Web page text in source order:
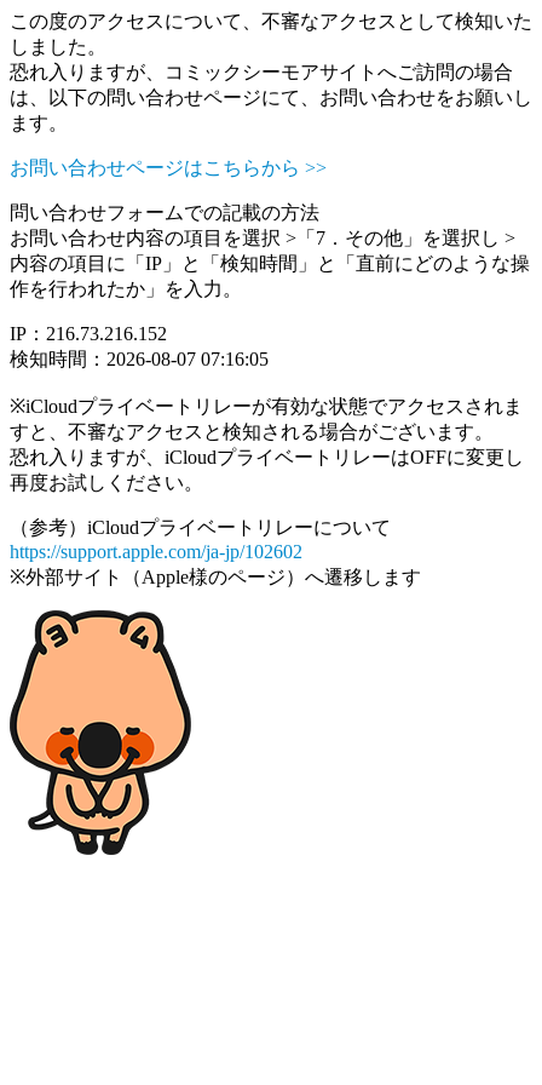
この度のアクセスについて、不審なアクセスとして検知いた
しました。
恐れ入りますが、コミックシーモアサイトへご訪問の場合
は、以下の問い合わせページにて、お問い合わせをお願いし
ます。
お問い合わせページはこちらから >>
問い合わせフォームでの記載の方法
お問い合わせ内容の項目を選択 >「7．その他」を選択し >
内容の項目に「IP」と「検知時間」と「直前にどのような操
作を行われたか」を入力。
IP：216.73.216.152
検知時間：2026-08-07 07:16:05
※iCloudプライベートリレーが有効な状態でアクセスされま
すと、不審なアクセスと検知される場合がございます。
恐れ入りますが、iCloudプライベートリレーはOFFに変更し
再度お試しください。
（参考）iCloudプライベートリレーについて
https://support.apple.com/ja-jp/102602
※外部サイト（Apple様のページ）へ遷移します